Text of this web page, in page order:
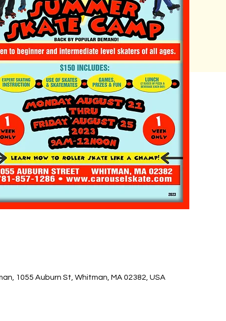
1055 Auburn St, Whitman, MA 02382, USA